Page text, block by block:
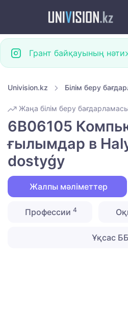
Грант байқауының
Univision.kz Білім беру
Жаңа білім беру
6B06105
ғылымдар в
dostyǵy
Жалпы мәліметтер
Профессии 4
Ұқсас